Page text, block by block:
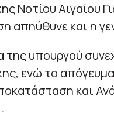
Νοτίου Αιγαίου
απηύθυνε και η
υπουργού
ενώ το
και